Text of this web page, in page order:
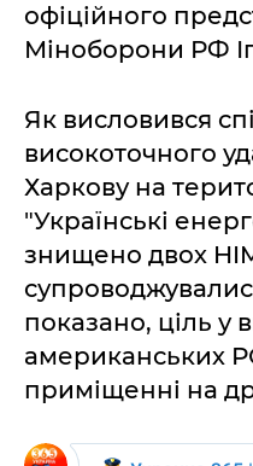
офіційного
Міноборони РФ
Як висловився
високоточного
Харкову на
"Українські
знищено двох
показано, ціль у
американських
приміщенні на